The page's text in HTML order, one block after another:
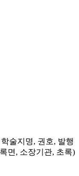
술지명, 권호, 발행
면, 소장기관, 초록)